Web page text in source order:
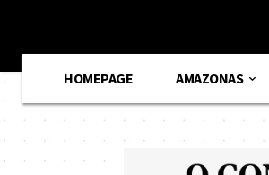
HOMEPAGE AMAZONAS